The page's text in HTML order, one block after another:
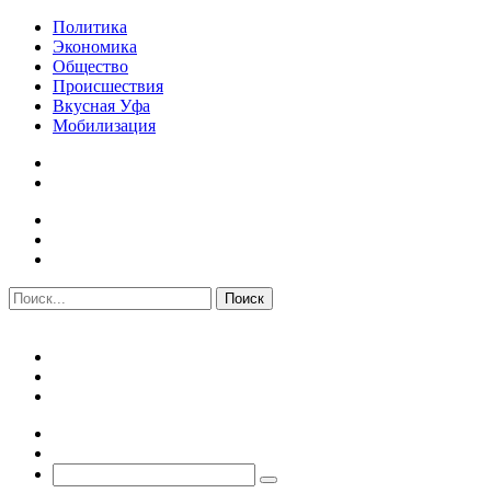
Политика
Экономика
Общество
Происшествия
Вкусная Уфа
Мобилизация